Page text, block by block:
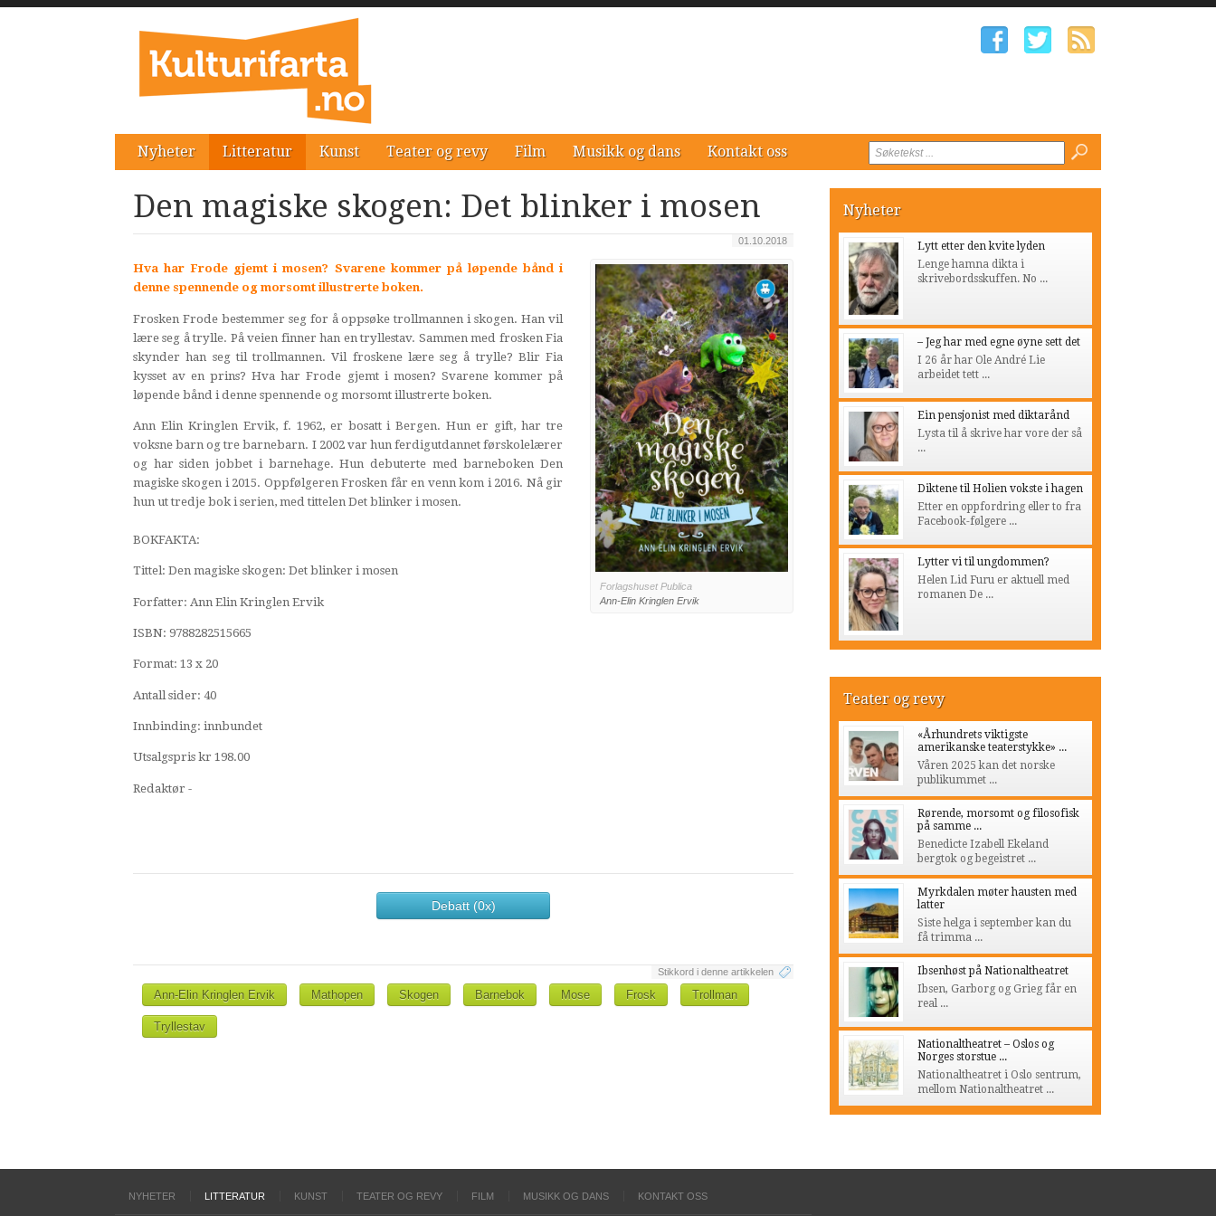
Nyheter Litteratur Kunst Teater og revy Film Musikk og dans Kontakt oss
Den magiske skogen: Det blinker i mosen
01.10.2018
Forlagshuset Publica
Ann-Elin Kringlen Ervik
Hva har Frode gjemt i mosen? Svarene kommer på løpende bånd i
denne spennende og morsomt illustrerte boken.
Frosken Frode bestemmer seg for å oppsøke trollmannen i skogen. Han vil
lære seg å trylle. På veien finner han en tryllestav. Sammen med frosken Fia
skynder han seg til trollmannen. Vil froskene lære seg å trylle? Blir Fia
kysset av en prins? Hva har Frode gjemt i mosen? Svarene kommer på
løpende bånd i denne spennende og morsomt illustrerte boken.
Ann Elin Kringlen Ervik, f. 1962, er bosatt i Bergen. Hun er gift, har tre
voksne barn og tre barnebarn. I 2002 var hun ferdigutdannet førskolelærer
og har siden jobbet i barnehage. Hun debuterte med barneboken Den
magiske skogen i 2015. Oppfølgeren Frosken får en venn kom i 2016. Nå gir
hun ut tredje bok i serien, med tittelen Det blinker i mosen.
BOKFAKTA:
Tittel: Den magiske skogen: Det blinker i mosen
Forfatter: Ann Elin Kringlen Ervik
ISBN: 9788282515665
Format: 13 x 20
Antall sider: 40
Innbinding: innbundet
Utsalgspris kr 198.00
Redaktør -
Debatt (0x)
Stikkord i denne artikkelen
Ann-Elin Kringlen Ervik Mathopen Skogen Barnebok Mose Frosk Trollman
Tryllestav
Nyheter
Lytt etter den kvite lyden
Lenge hamna dikta i
skrivebordsskuffen. No ...
– Jeg har med egne øyne sett det
I 26 år har Ole André Lie
arbeidet tett ...
Ein pensjonist med diktarånd
Lysta til å skrive har vore der så
...
Diktene til Holien vokste i hagen
Etter en oppfordring eller to fra
Facebook-følgere ...
Lytter vi til ungdommen?
Helen Lid Furu er aktuell med
romanen De ...
Teater og revy
«Århundrets viktigste
amerikanske teaterstykke» ...
Våren 2025 kan det norske
publikummet ...
Rørende, morsomt og filosofisk
på samme ...
Benedicte Izabell Ekeland
bergtok og begeistret ...
Myrkdalen møter hausten med
latter
Siste helga i september kan du
få trimma ...
Ibsenhøst på Nationaltheatret
Ibsen, Garborg og Grieg får en
real ...
Nationaltheatret – Oslos og
Norges storstue ...
Nationaltheatret i Oslo sentrum,
mellom Nationaltheatret ...
NYHETER LITTERATUR KUNST TEATER OG REVY FILM MUSIKK OG DANS KONTAKT OSS